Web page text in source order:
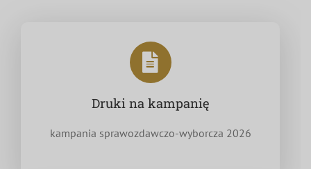
Druki na kampanię
kampania sprawozdawczo-wyborcza 2026